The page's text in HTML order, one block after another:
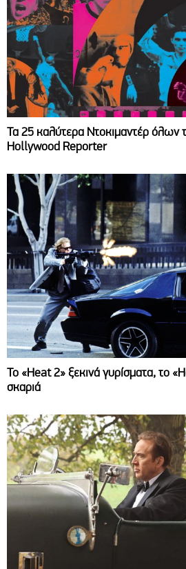
Τα 25 καλύτερα Ντοκιμαντέρ όλων
Hollywood Reporter
Το «Heat 2» ξεκινά γυρίσματα, το
σκαριά